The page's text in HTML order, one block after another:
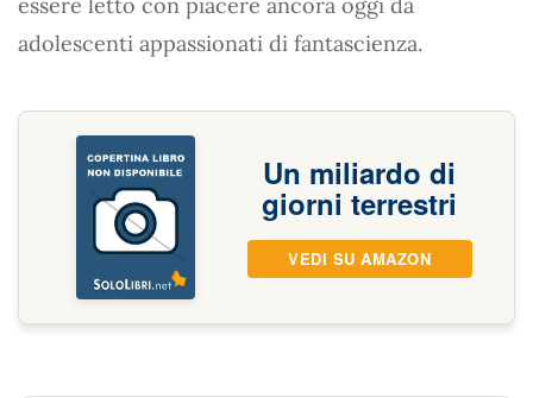
adolescenti appassionati di fantascienza.
Un miliardo di
giorni terrestri
VEDI SU AMAZON